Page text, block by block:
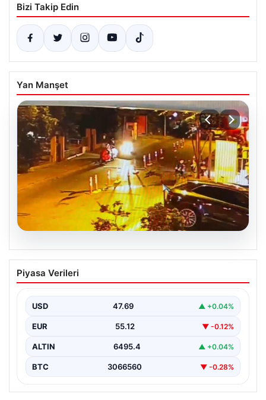
Bizi Takip Edin
Yan Manşet
05.08.2026
Nilda Müge’nin Ölümüne Yönelik Silahlı
Saldırının Kameralara Yansıyan
İstanbul’un Şişli ilçesinde yaşanan korkutucu olayda,
ilaçları…
Piyasa Verileri
USD 47.69 ▲ +0.04%
EUR 55.12 ▼ -0.12%
ALTIN 6495.4 ▲ +0.04%
BTC 3066560 ▼ -0.28%